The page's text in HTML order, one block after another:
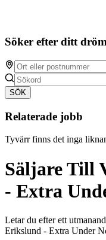
Söker efter ditt
SÖK
Relaterade jobb
Tyvärr finns det inga
Säljare Till
- Extra
Letar du efter ett
Erikslund - Extra Under